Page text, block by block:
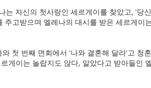
자신의 첫사랑인 세르게이를 찾았고, ‘당
고받으며 엘레나의 대시를 받은 세르게이
첫 번째 면회에서 ‘나와 결혼해 달라’고 청
게이는 놀랍지도 않다, 알았다고 받아들인